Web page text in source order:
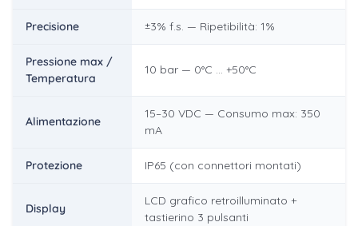
Precisione ±3% f.s. — Ripetibilità: 1%
Pressione max /
Temperatura
10 bar — 0°C … +50°C
Alimentazione
15–30 VDC — Consumo max: 350
mA
Protezione IP65 (con connettori montati)
Display
LCD grafico retroilluminato +
tastierino 3 pulsanti